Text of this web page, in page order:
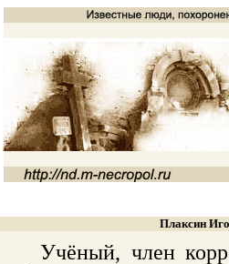
Плаксин
Учёный, член